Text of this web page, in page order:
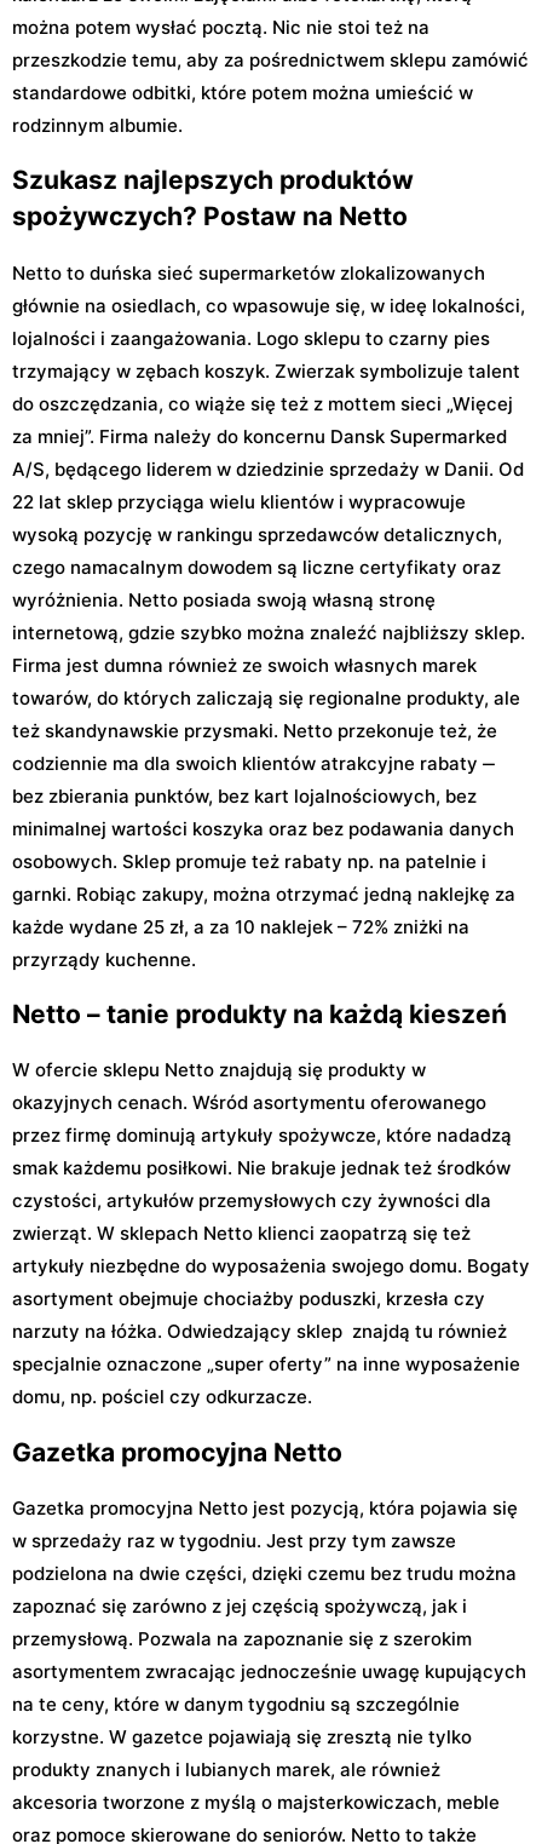
można potem wysłać pocztą. Nic nie stoi też na
przeszkodzie temu, aby za pośrednictwem sklepu zamówić
standardowe odbitki, które potem można umieścić w
rodzinnym albumie.
Szukasz najlepszych produktów
spożywczych? Postaw na Netto
Netto to duńska sieć supermarketów zlokalizowanych
głównie na osiedlach, co wpasowuje się, w ideę lokalności,
lojalności i zaangażowania. Logo sklepu to czarny pies
trzymający w zębach koszyk. Zwierzak symbolizuje talent
do oszczędzania, co wiąże się też z mottem sieci „Więcej
za mniej”. Firma należy do koncernu Dansk Supermarked
A/S, będącego liderem w dziedzinie sprzedaży w Danii. Od
22 lat sklep przyciąga wielu klientów i wypracowuje
wysoką pozycję w rankingu sprzedawców detalicznych,
czego namacalnym dowodem są liczne certyfikaty oraz
wyróżnienia. Netto posiada swoją własną stronę
internetową, gdzie szybko można znaleźć najbliższy sklep.
Firma jest dumna również ze swoich własnych marek
towarów, do których zaliczają się regionalne produkty, ale
też skandynawskie przysmaki. Netto przekonuje też, że
codziennie ma dla swoich klientów atrakcyjne rabaty ‒
bez zbierania punktów, bez kart lojalnościowych, bez
minimalnej wartości koszyka oraz bez podawania danych
osobowych. Sklep promuje też rabaty np. na patelnie i
garnki. Robiąc zakupy, można otrzymać jedną naklejkę za
każde wydane 25 zł, a za 10 naklejek – 72% zniżki na
przyrządy kuchenne.
Netto – tanie produkty na każdą kieszeń
W ofercie sklepu Netto znajdują się produkty w
okazyjnych cenach. Wśród asortymentu oferowanego
przez firmę dominują artykuły spożywcze, które nadadzą
smak każdemu posiłkowi. Nie brakuje jednak też środków
czystości, artykułów przemysłowych czy żywności dla
zwierząt. W sklepach Netto klienci zaopatrzą się też
artykuły niezbędne do wyposażenia swojego domu. Bogaty
asortyment obejmuje chociażby poduszki, krzesła czy
narzuty na łóżka. Odwiedzający sklep znajdą tu również
specjalnie oznaczone „super oferty” na inne wyposażenie
domu, np. pościel czy odkurzacze.
Gazetka promocyjna Netto
Gazetka promocyjna Netto jest pozycją, która pojawia się
w sprzedaży raz w tygodniu. Jest przy tym zawsze
podzielona na dwie części, dzięki czemu bez trudu można
zapoznać się zarówno z jej częścią spożywczą, jak i
przemysłową. Pozwala na zapoznanie się z szerokim
asortymentem zwracając jednocześnie uwagę kupujących
na te ceny, które w danym tygodniu są szczególnie
korzystne. W gazetce pojawiają się zresztą nie tylko
produkty znanych i lubianych marek, ale również
akcesoria tworzone z myślą o majsterkowiczach, meble
oraz pomoce skierowane do seniorów. Netto to także